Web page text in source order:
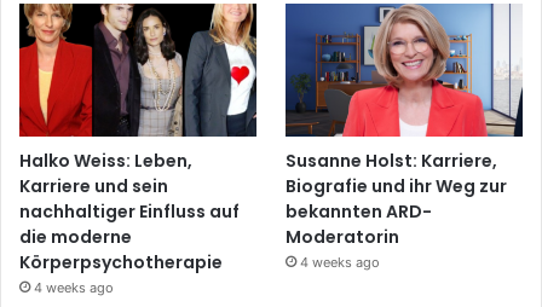
Halko Weiss: Leben,
Karriere und sein
nachhaltiger Einfluss auf
die moderne
Körperpsychotherapie
4 weeks ago
Susanne Holst: Karriere,
Biografie und ihr Weg zur
bekannten ARD-
Moderatorin
4 weeks ago